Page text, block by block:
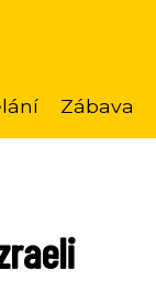
Zábava